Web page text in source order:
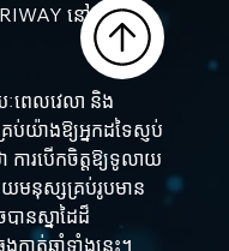
នៅក្នុង
ពេលវេលា និង
រប់យ៉ាងឱ្យអ្នកដទៃស្ញប់
ា ការបើកចិត្តឱ្យទូលាយ
យមនុស្សគ្រប់រូបមាន
ានស្នាដៃដ៏
ាត់ឆ្នាំទាំងនេះ។